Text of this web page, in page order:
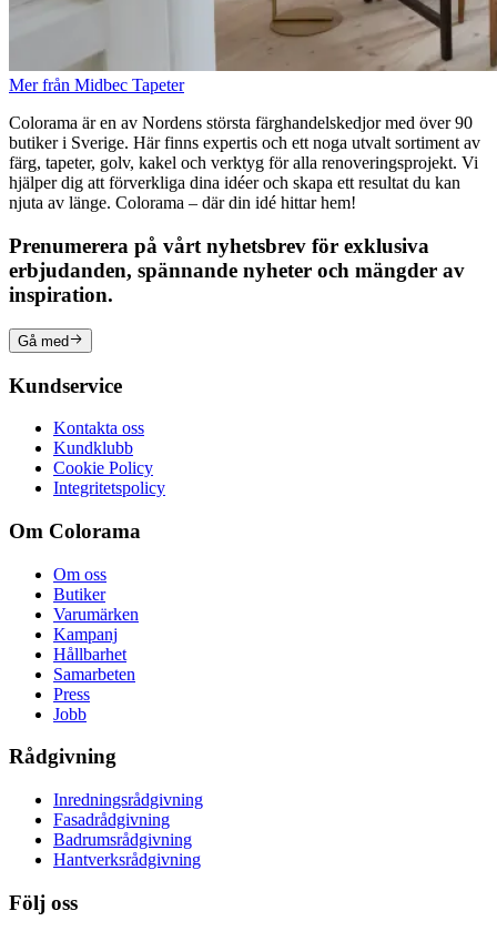
Mer från Midbec Tapeter
Colorama är en av Nordens största färghandelskedjor med över 90
butiker i Sverige. Här finns expertis och ett noga utvalt sortiment av
färg, tapeter, golv, kakel och verktyg för alla renoveringsprojekt. Vi
hjälper dig att förverkliga dina idéer och skapa ett resultat du kan
njuta av länge. Colorama – där din idé hittar hem!
Prenumerera på vårt nyhetsbrev för exklusiva
erbjudanden, spännande nyheter och mängder av
inspiration.
Gå med
Kundservice
Kontakta oss
Kundklubb
Cookie Policy
Integritetspolicy
Om Colorama
Om oss
Butiker
Varumärken
Kampanj
Hållbarhet
Samarbeten
Press
Jobb
Rådgivning
Inredningsrådgivning
Fasadrådgivning
Badrumsrådgivning
Hantverksrådgivning
Följ oss